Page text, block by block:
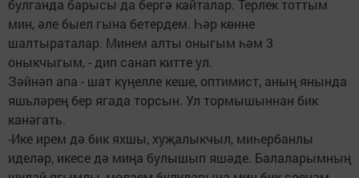
булганда барысы да бергә кайталар. Терлек тоттым
мин, әле быел гына бетердем. Һәр көнне
шалтыраталар. Минем алты оныгым һәм 3
оныкчыгым, - дип санап китте ул.
Зәйнәп апа - шат күңелле кеше, оптимист, аның янында
яшьләрең бер ягада торсын. Ул тормышыннан бик
канәгать.
-Ике ирем дә бик яхшы, хуҗалыкчыл, миһербанлы
иделәр, икесе дә миңа булышып яшәде. Балаларымның